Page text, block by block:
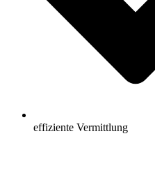
effiziente Vermittlung